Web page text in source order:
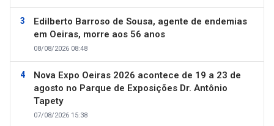
Edilberto Barroso de Sousa, agente de endemias
em Oeiras, morre aos 56 anos
08/08/2026 08:48
Nova Expo Oeiras 2026 acontece de 19 a 23 de
agosto no Parque de Exposições Dr. Antônio
Tapety
07/08/2026 15:38